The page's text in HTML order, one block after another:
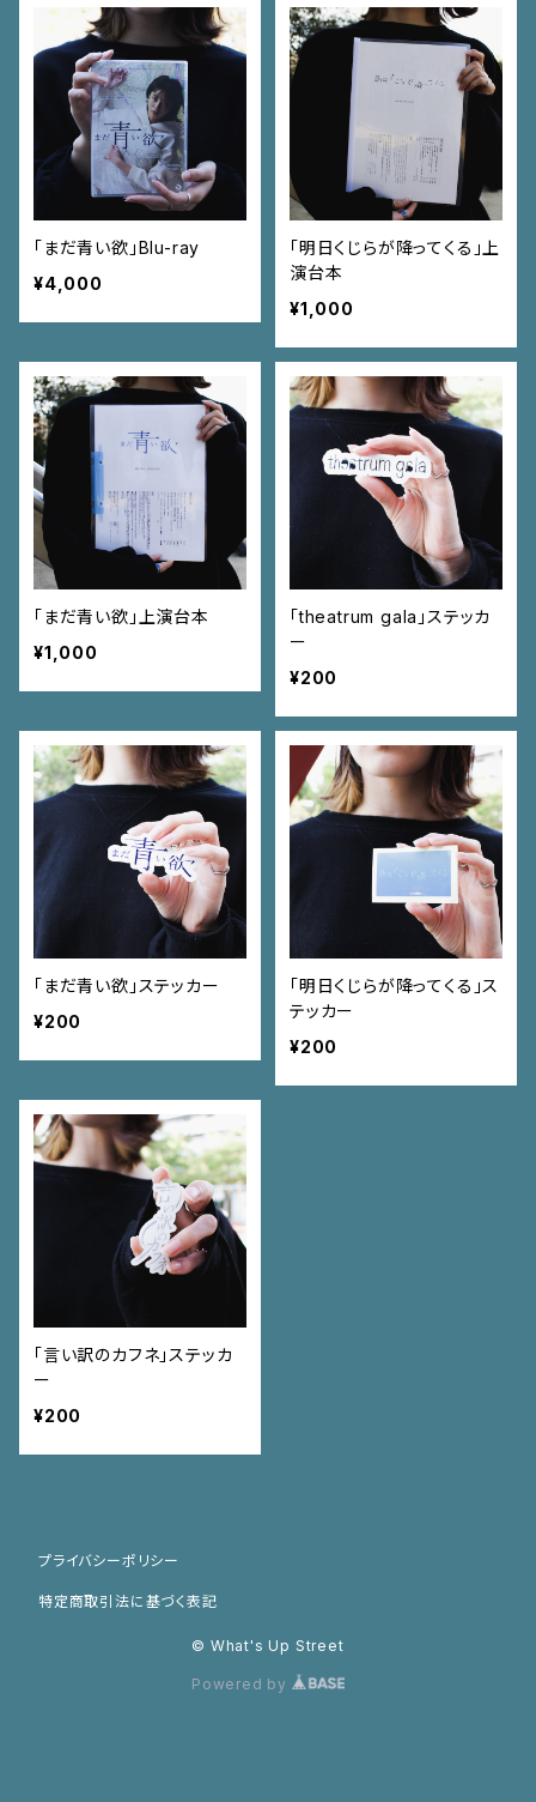
「まだ青い欲」Blu-ray
¥4,000
「明日くじらが降ってくる」上
演台本
¥1,000
「まだ青い欲」上演台本
¥1,000
「theatrum gala」ステッカ
ー
¥200
「まだ青い欲」ステッカー
¥200
「明日くじらが降ってくる」ス
テッカー
¥200
「言い訳のカフネ」ステッカ
ー
¥200
プライバシーポリシー
特定商取引法に基づく表記
© What's Up Street
Powered by